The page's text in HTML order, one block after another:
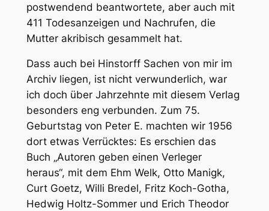
postwendend beantwortete, aber auch mit
411 Todesanzeigen und Nachrufen, die
Mutter akribisch gesammelt hat.
Dass auch bei Hinstorff Sachen von mir im
Archiv liegen, ist nicht verwunderlich, war
ich doch über Jahrzehnte mit diesem Verlag
besonders eng verbunden. Zum 75.
Geburtstag von Peter E. machten wir 1956
dort etwas Verrücktes: Es erschien das
Buch „Autoren geben einen Verleger
heraus“, mit dem Ehm Welk, Otto Manigk,
Curt Goetz, Willi Bredel, Fritz Koch-Gotha,
Hedwig Holtz-Sommer und Erich Theodor